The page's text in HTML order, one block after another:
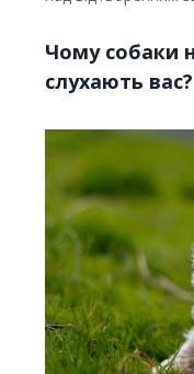
Чому собаки
слухають вас?